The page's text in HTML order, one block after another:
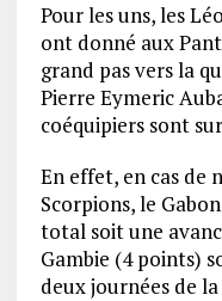
Pour les uns, les
ont donné aux
grand pas vers la
Pierre Eymeric
coéquipiers sont
En effet, en cas de
Scorpions, le
total soit une
Gambie (4 points)
deux journées de